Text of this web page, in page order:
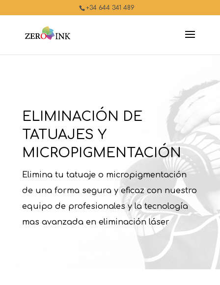
+34 644 341 489
ELIMINACIÓN DE
TATUAJES Y
MICROPIGMENTACIÓN
Elimina tu tatuaje o micropigmentación
de una forma segura y eficaz con nuestro
equipo de profesionales y la tecnología
mas avanzada en eliminación láser